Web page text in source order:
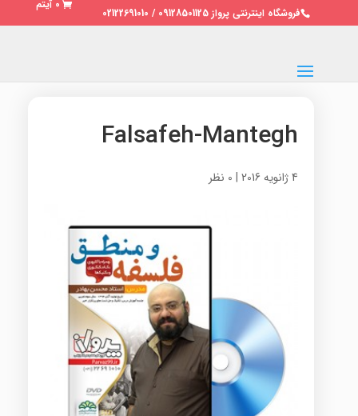
فروشگاه اینترنتی پرواز 09128501125 / 02122691010
0 آیتم
Falsafeh-Mantegh
4 ژانویه 2016 | 0 نظر